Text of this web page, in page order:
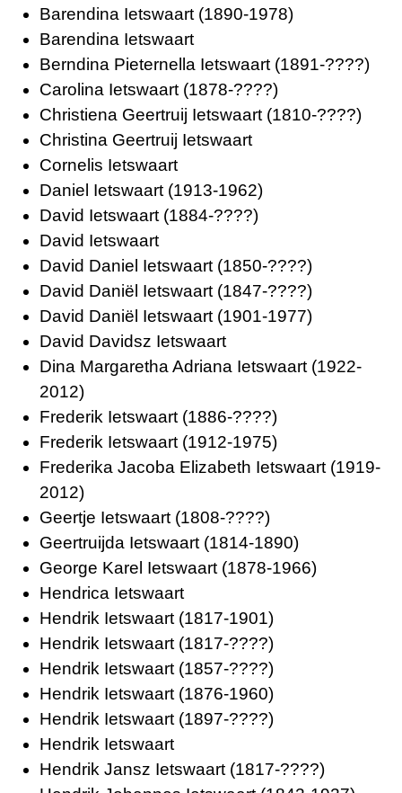
Barendina Ietswaart (1890-1978)
Barendina Ietswaart
Berndina Pieternella Ietswaart (1891-????)
Carolina Ietswaart (1878-????)
Christiena Geertruij Ietswaart (1810-????)
Christina Geertruij Ietswaart
Cornelis Ietswaart
Daniel Ietswaart (1913-1962)
David Ietswaart (1884-????)
David Ietswaart
David Daniel Ietswaart (1850-????)
David Daniël Ietswaart (1847-????)
David Daniël Ietswaart (1901-1977)
David Davidsz Ietswaart
Dina Margaretha Adriana Ietswaart (1922-
2012)
Frederik Ietswaart (1886-????)
Frederik Ietswaart (1912-1975)
Frederika Jacoba Elizabeth Ietswaart (1919-
2012)
Geertje Ietswaart (1808-????)
Geertruijda Ietswaart (1814-1890)
George Karel Ietswaart (1878-1966)
Hendrica Ietswaart
Hendrik Ietswaart (1817-1901)
Hendrik Ietswaart (1817-????)
Hendrik Ietswaart (1857-????)
Hendrik Ietswaart (1876-1960)
Hendrik Ietswaart (1897-????)
Hendrik Ietswaart
Hendrik Jansz Ietswaart (1817-????)